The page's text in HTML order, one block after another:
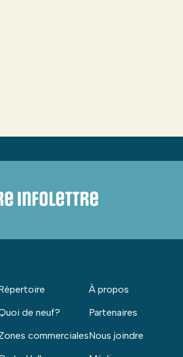
infolettre
de neuf?
commerciales
À propos
Partenaires
Nous joindre